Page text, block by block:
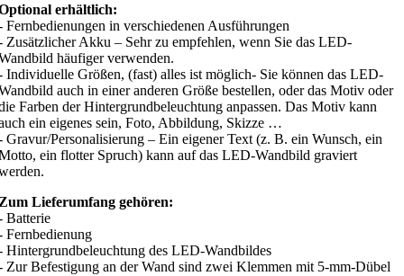
erhältlich:
Fernbedienungen in verschiedenen Ausführungen
Zusätzlicher Akku – Sehr zu empfehlen, wenn Sie das LED-
häufiger verwenden.
Individuelle Größen, (fast) alles ist möglich- Sie können das LED-
auch in einer anderen Größe bestellen, oder das Motiv oder
Farben der Hintergrundbeleuchtung anpassen. Das Motiv kann
ein eigenes sein, Foto, Abbildung, Skizze …
Gravur/Personalisierung – Ein eigener Text (z. B. ein Wunsch, ein
ein flotter Spruch) kann auf das LED-Wandbild graviert
Lieferumfang gehören:
Batterie
Fernbedienung
Hintergrundbeleuchtung des LED-Wandbildes
Zur Befestigung an der Wand sind zwei Klemmen mit 5-mm-Dübel